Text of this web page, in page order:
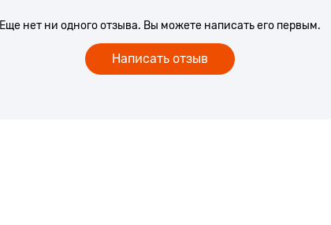
Еще нет ни одного отзыва. Вы можете написать его первым.
Написать отзыв